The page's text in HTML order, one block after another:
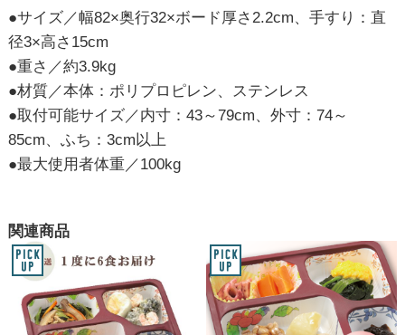
●サイズ／幅82×奥行32×ボード厚さ2.2cm、手すり：直
径3×高さ15cm
●重さ／約3.9kg
●材質／本体：ポリプロピレン、ステンレス
●取付可能サイズ／内寸：43～79cm、外寸：74～
85cm、ふち：3cm以上
●最大使用者体重／100kg
関連商品